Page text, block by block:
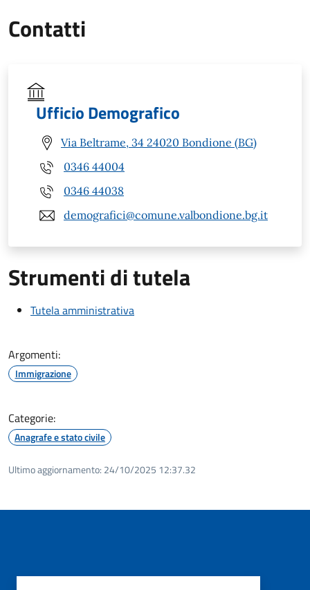
Contatti
Ufficio Demografico
Via Beltrame, 34 24020 Bondione (BG)
0346 44004
0346 44038
demografici@comune.valbondione.bg.it
Strumenti di tutela
Tutela amministrativa
Argomenti:
Immigrazione
Categorie:
Anagrafe e stato civile
Ultimo aggiornamento: 24/10/2025 12:37.32